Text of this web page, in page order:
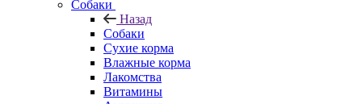
Собаки
Назад
Собаки
Сухие корма
Влажные корма
Лакомства
Витамины